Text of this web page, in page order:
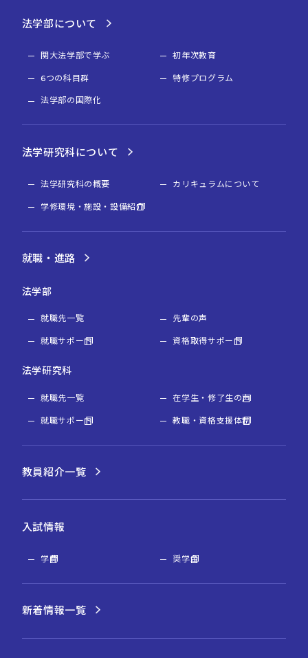
法学部について
関大法学部で学ぶ 初年次教育
6つの科目群 特修プログラム
法学部の国際化
法学研究科について
法学研究科の概要 カリキュラムについて
学修環境・施設・設備紹介
就職・進路
法学部
就職先一覧 先輩の声
就職サポート 資格取得サポート
法学研究科
就職先一覧 在学生・修了生の声
就職サポート 教職・資格支援体制
教員紹介一覧
入試情報
学費 奨学金
新着情報一覧